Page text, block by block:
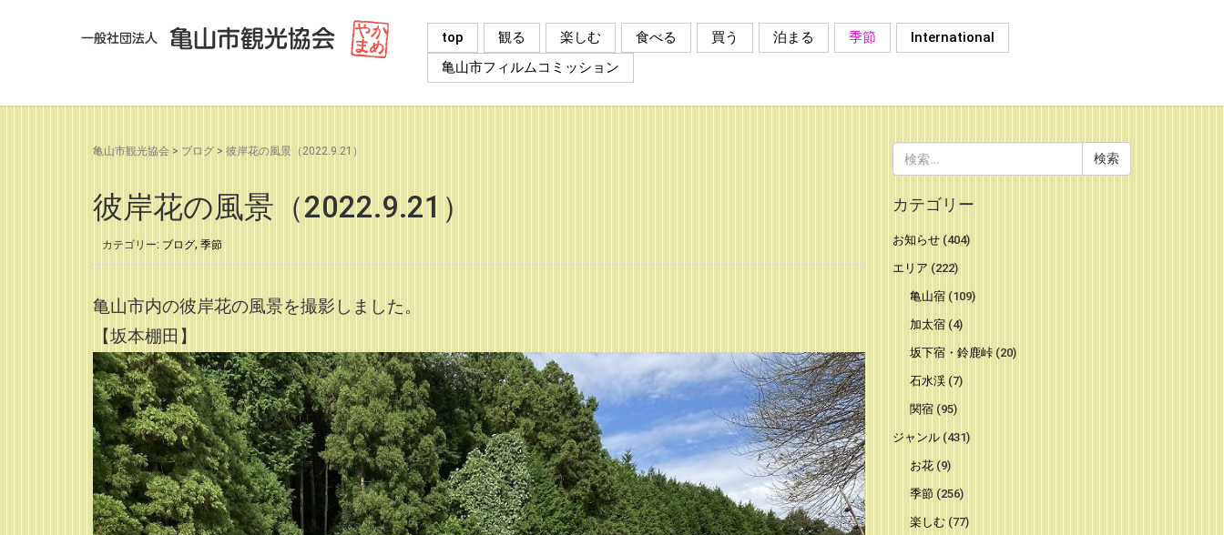
top 観る 楽しむ 食べる 買う 泊まる 季節
International
亀山市フィルムコミッション
亀山市観光協会 > ブログ > 彼岸花の風景（2022.9.21）
彼岸花の風景（2022.9.21）
カテゴリー: ブログ, 季節
亀山市内の彼岸花の風景を撮影しました。
【坂本棚田】
索:
カテゴリー
お知らせ(404)
エリア (222)
亀山宿 (109)
加太宿 (4)
坂下宿・鈴鹿峠 (20)
石水渓 (7)
関宿 (95)
ジャンル(431)
お花 (9)
季節 (256)
楽しむ (77)